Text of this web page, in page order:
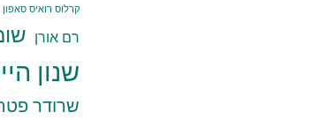
קרלוס רואיס סאפון
רם אורן
שנון
שרודר